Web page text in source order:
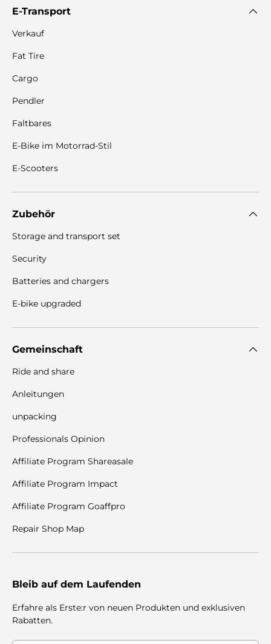
E-Transport
Verkauf
Fat Tire
Cargo
Pendler
Faltbares
E-Bike im Motorrad-Stil
E-Scooters
Zubehör
Storage and transport set
Security
Batteries and chargers
E-bike upgraded
Gemeinschaft
Ride and share
Anleitungen
unpacking
Professionals Opinion
Affiliate Program Shareasale
Affiliate Program Impact
Affiliate Program Goaffpro
Repair Shop Map
Bleib auf dem Laufenden
Erfahre als Erste:r von neuen Produkten und exklusiven
Rabatten.